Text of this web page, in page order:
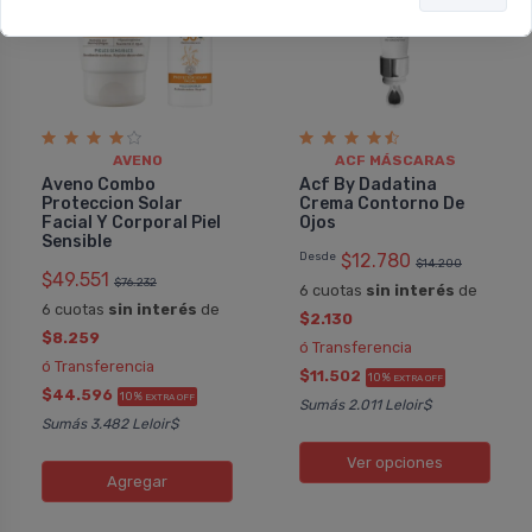
AVENO
Aveno Combo
Proteccion Solar
Facial Y Corporal Piel
Sensible
$49.551 $76.232
6 cuotas sin interés de
$8.259
ó Transferencia
$44.596 10% EXTRA OFF
Sumás 3.482 Leloir$
Agregar
ACF MÁSCARAS
Acf By Dadatina
Crema Contorno De
Ojos
Desde $12.780 $14.200
6 cuotas sin interés de
$2.130
ó Transferencia
$11.502 10% EXTRA OFF
Sumás 2.011 Leloir$
Ver opciones